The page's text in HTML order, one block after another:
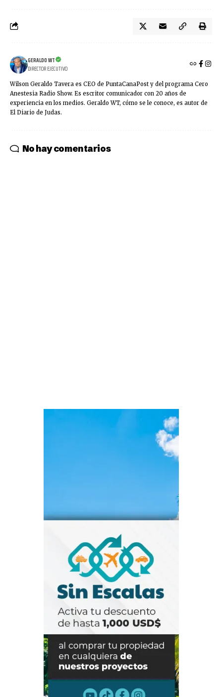
GERALDO WT
DIRECTOR EJECUTIVO
Wilson Geraldo Tavera es CEO de PuntaCanaPost y del programa Cero
Anestesia Radio Show. Es escritor comunicador con 20 años de
experiencia en los medios. Geraldo WT, cómo se le conoce, es autor de
El Diario de Judas.
No hay comentarios